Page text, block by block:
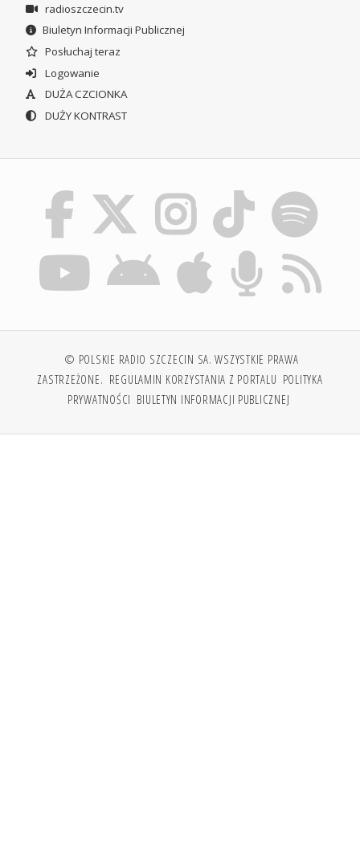
radioszczecin.tv
Biuletyn Informacji Publicznej
Posłuchaj teraz
Logowanie
DUŻA CZCIONKA
DUŻY KONTRAST
© POLSKIE RADIO SZCZECIN SA. WSZYSTKIE PRAWA
ZASTRZEŻONE. REGULAMIN KORZYSTANIA Z PORTALU POLITYKA
PRYWATNOŚCI BIULETYN INFORMACJI PUBLICZNEJ